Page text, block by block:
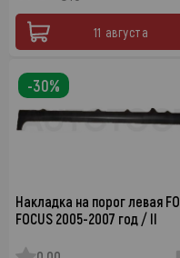
11 августа
Накладка на порог левая
FOCUS 2005-2007 год / II
-30%